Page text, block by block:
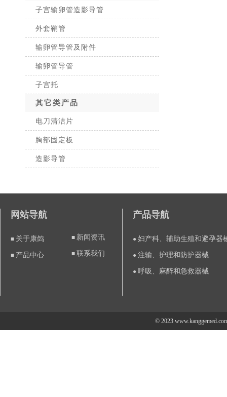
子宫输卵管造影导管
外套鞘管
输卵管导管及附件
输卵管导管
子宫托
其它类产品
电刀清洁片
胸部固定板
造影导管
网站导航
■ 关于康鸽
■ 产品中心
■ 新闻资讯
■联系我们
产品导航
●妇产科、辅助生殖和避孕器
●注输、护理和防护器械
● 呼吸、麻醉和急救器械
© 2023